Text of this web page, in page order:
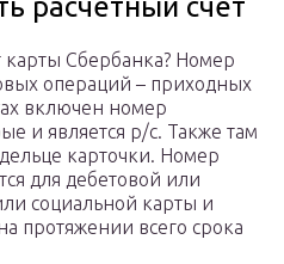
расчетный счет
карты Сбербанка? Номер
операций – приходных
включен номер
и является р/с. Также там
карточки. Номер
для дебетовой или
социальной карты и
протяжении всего срока